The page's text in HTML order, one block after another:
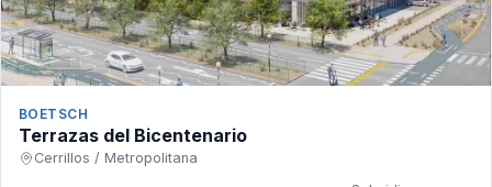
BOETSCH
Terrazas del Bicentenario
Cerrillos / Metropolitana